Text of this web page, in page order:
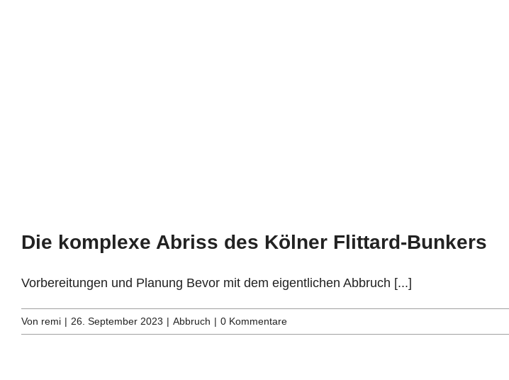
Die komplexe Abriss des Kölner Flittard-Bunkers
Vorbereitungen und Planung Bevor mit dem eigentlichen Abbruch [...]
Von remi | 26. September 2023 | Abbruch | 0 Kommentare